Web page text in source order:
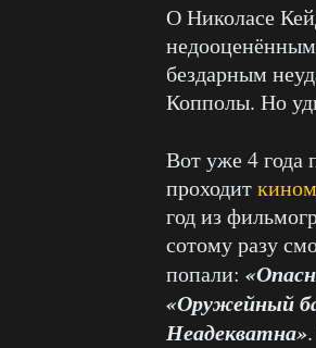
О Николасе
бездарным
Копполы. Но
Вот уже 4 года
проходит
год из
сотому разу
попали:
«Оружейный
Неадекватна»